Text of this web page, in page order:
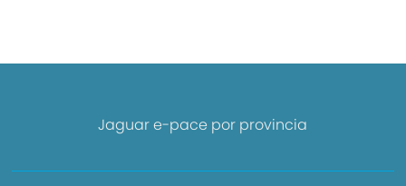
Jaguar e-pace por provincia